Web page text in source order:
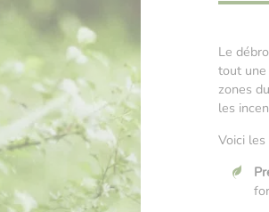
Le
tout une
zones
les
Voici